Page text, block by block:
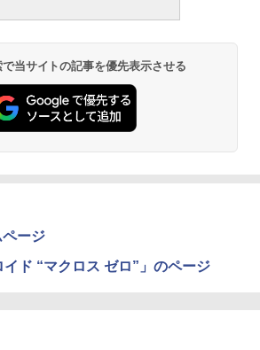
￥193,900
東京マルイ No.10 ハイキャパ5.1 10歳以
上 電動ブローバック フルオート
￥3,815
USP HG 18歳以上エアーHOPハンドガン
￥3,409
￥962
GSIクレオス Mr.トップコート 水性プレ
ミアムトップコートスプレー 光沢 88ml
ホビー用仕上材 B601
タミヤ(TAMIYA) メイクアップ材シリー
ズ No.3 タミヤセメント(角びん) 40ml 模
型用接着剤 87003
当サイトの記事を優先表示させる
ージ
ド “マクロス ゼロ”」のページ